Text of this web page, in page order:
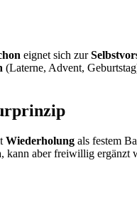
eignet sich zur
(Laterne, Advent,
Wiederholung als festem
, kann aber freiwillig ergänzt